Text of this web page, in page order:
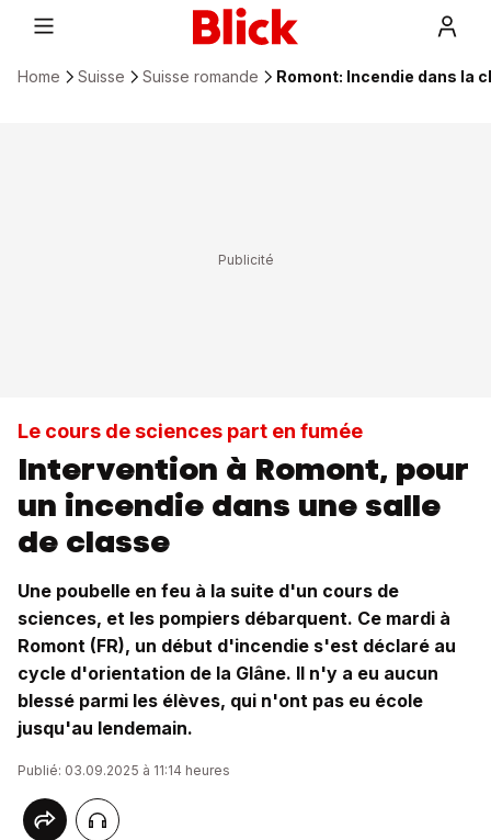
Home Suisse Suisse romande Romont: Incendie dans la
Le cours de sciences part en fumée
Intervention à Romont, pour
un incendie dans une salle
de classe
Une poubelle en feu à la suite d'un cours de
sciences, et les pompiers débarquent. Ce mardi à
Romont (FR), un début d'incendie s'est déclaré au
cycle d'orientation de la Glâne. Il n'y a eu aucun
blessé parmi les élèves, qui n'ont pas eu école
jusqu'au lendemain.
Publié: 03.09.2025 à 11:14 heures